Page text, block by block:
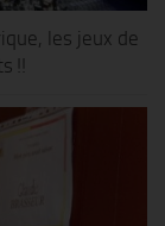
les jeux de